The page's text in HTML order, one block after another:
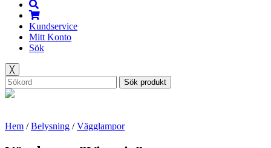
Kundservice
Mitt Konto
Sök
╳
Sök produkt
Hem /Belysning /Vägglampor